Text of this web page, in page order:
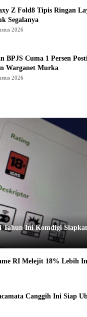
Z Fold8 Tipis Ringan
Segalanya
2026
BPJS Cuma 1 Persen
Warganet Murka
2026
Ini Komdigi
RI Melejit 18% Lebih
Canggih Ini Siap